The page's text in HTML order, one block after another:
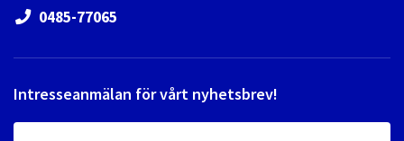
0485-77065
Intresseanmälan för vårt nyhetsbrev!